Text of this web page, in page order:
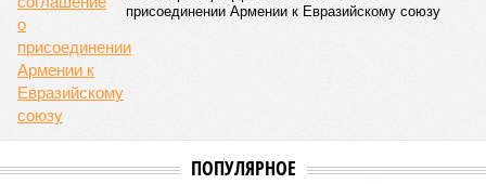
присоединении Армении к Евразийскому союзу
ПОПУЛЯРНОЕ